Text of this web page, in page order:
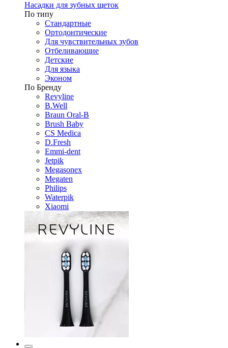
Насадки для зубных щеток
По типу
Стандартные
Ортодонтические
Для чувствительных зубов
Отбеливающие
Детские
Для языка
Эконом
По Бренду
Revyline
B.Well
Braun Oral-B
Brush Baby
CS Medica
D.Fresh
Emmi-dent
Jetpik
Megasonex
Megaten
Philips
Waterpik
Xiaomi